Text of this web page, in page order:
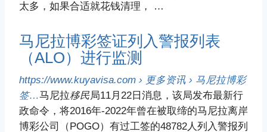
太多，如果合适就花钱清理， …
马尼拉博彩签证列入警报列表
（ALO）进行监测
https://www.kuyavisa.com › 更多资讯 › 马尼拉博彩
签…马尼拉移民局11月22日消息，该局发布最新行
政命令，将2016年-2022年曾在被取缔的马尼拉离岸
博彩公司（POGO）有过工签的48782人列入警报列